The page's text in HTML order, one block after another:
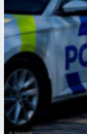
Aizvadītās nedēļas
piecas personas
Citi raksti šajā